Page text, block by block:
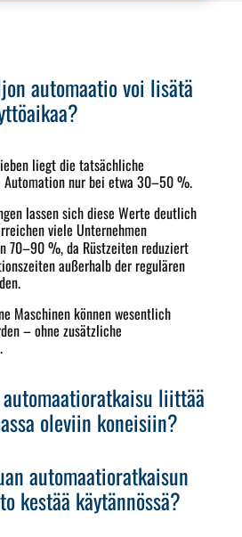
automaatio voi lisätä
liegt die tatsächliche
Automation nur bei etwa 30–50 %.
lassen sich diese Werte deutlich
viele Unternehmen
70–90 %, da Rüstzeiten reduziert
außerhalb der regulären
Maschinen können wesentlich
– ohne zusätzliche
automaatioratkaisu liittää
oleviin koneisiin?
automaatioratkaisun
kestää käytännössä?